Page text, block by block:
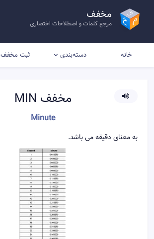
مخفف
مرجع کلمات و اصطلاحات اختصاری
خانه دسته‌بندی ثبت مخفف
مخفف MIN
Minute
به معنای دقیقه می باشد.